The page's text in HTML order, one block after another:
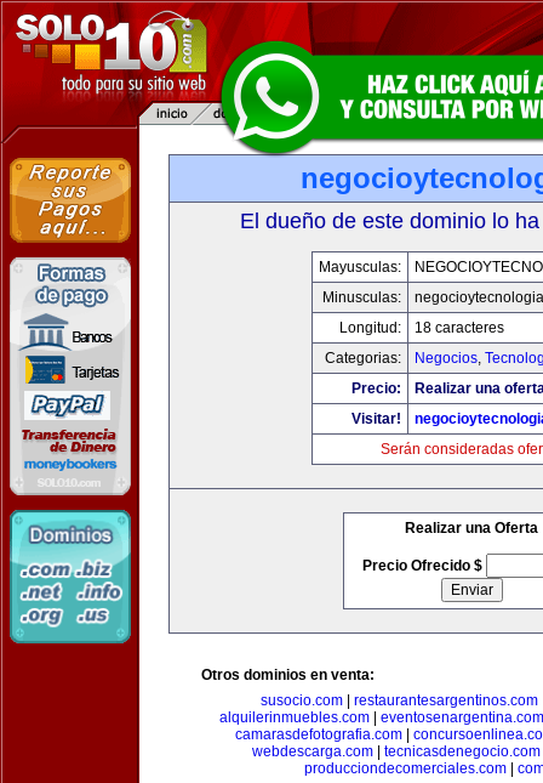
El dueño de este dominio lo
Mayusculas:
Minusculas:
Longitud:
18 caracteres
Categorias:
Negocios,
Precio:
Realizar una
Visitar!
Serán consideradas
Realizar una Oferta
Precio Ofrecido $
Otros dominios en venta:
susocio.com
restaurantesargentinos.com
alquilerinmuebles.com
eventosenargentina.com
camarasdefotografia.com|
webdescarga.com| tecnicasdenegocio.com
producciondecomerciales.com|